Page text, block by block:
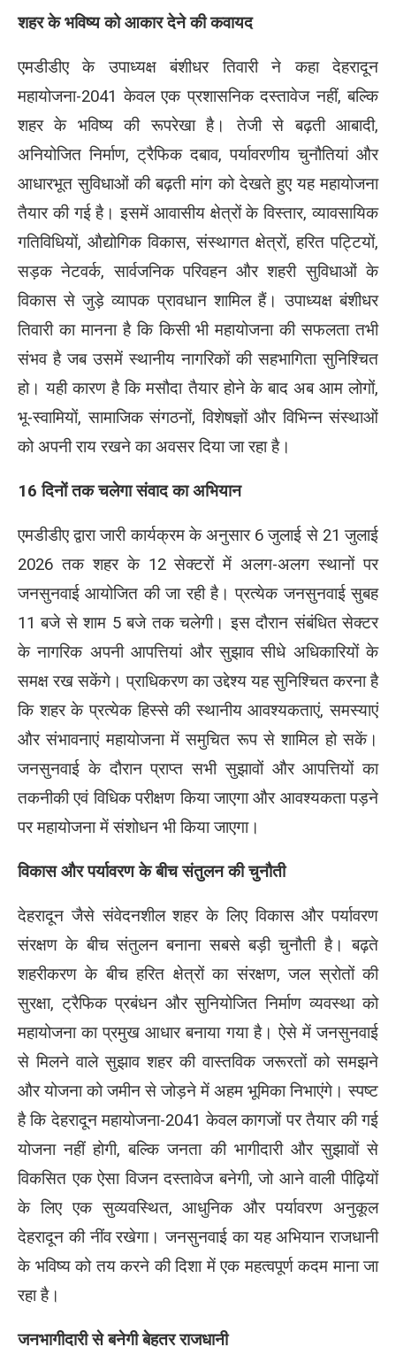
शहर के भविष्य को आकार देने की कवायद
एमडीडीए के उपाध्यक्ष बंशीधर तिवारी ने कहा देहरादून
महायोजना-2041 केवल एक प्रशासनिक दस्तावेज नहीं, बल्कि
शहर के भविष्य की रूपरेखा है। तेजी से बढ़ती आबादी,
अनियोजित निर्माण, ट्रैफिक दबाव, पर्यावरणीय चुनौतियां और
आधारभूत सुविधाओं की बढ़ती मांग को देखते हुए यह महायोजना
तैयार की गई है। इसमें आवासीय क्षेत्रों के विस्तार, व्यावसायिक
गतिविधियों, औद्योगिक विकास, संस्थागत क्षेत्रों, हरित पट्टियों,
सड़क नेटवर्क, सार्वजनिक परिवहन और शहरी सुविधाओं के
विकास से जुड़े व्यापक प्रावधान शामिल हैं। उपाध्यक्ष बंशीधर
तिवारी का मानना है कि किसी भी महायोजना की सफलता तभी
संभव है जब उसमें स्थानीय नागरिकों की सहभागिता सुनिश्चित
हो। यही कारण है कि मसौदा तैयार होने के बाद अब आम लोगों,
भू-स्वामियों, सामाजिक संगठनों, विशेषज्ञों और विभिन्न संस्थाओं
को अपनी राय रखने का अवसर दिया जा रहा है।
16 दिनों तक चलेगा संवाद का अभियान
एमडीडीए द्वारा जारी कार्यक्रम के अनुसार 6 जुलाई से 21 जुलाई
2026 तक शहर के 12 सेक्टरों में अलग-अलग स्थानों पर
जनसुनवाई आयोजित की जा रही है। प्रत्येक जनसुनवाई सुबह
11 बजे से शाम 5 बजे तक चलेगी। इस दौरान संबंधित सेक्टर
के नागरिक अपनी आपत्तियां और सुझाव सीधे अधिकारियों के
समक्ष रख सकेंगे। प्राधिकरण का उद्देश्य यह सुनिश्चित करना है
कि शहर के प्रत्येक हिस्से की स्थानीय आवश्यकताएं, समस्याएं
और संभावनाएं महायोजना में समुचित रूप से शामिल हो सकें।
जनसुनवाई के दौरान प्राप्त सभी सुझावों और आपत्तियों का
तकनीकी एवं विधिक परीक्षण किया जाएगा और आवश्यकता पड़ने
पर महायोजना में संशोधन भी किया जाएगा।
विकास और पर्यावरण के बीच संतुलन की चुनौती
देहरादून जैसे संवेदनशील शहर के लिए विकास और पर्यावरण
संरक्षण के बीच संतुलन बनाना सबसे बड़ी चुनौती है। बढ़ते
शहरीकरण के बीच हरित क्षेत्रों का संरक्षण, जल स्रोतों की
सुरक्षा, ट्रैफिक प्रबंधन और सुनियोजित निर्माण व्यवस्था को
महायोजना का प्रमुख आधार बनाया गया है। ऐसे में जनसुनवाई
से मिलने वाले सुझाव शहर की वास्तविक जरूरतों को समझने
और योजना को जमीन से जोड़ने में अहम भूमिका निभाएंगे। स्पष्ट
है कि देहरादून महायोजना-2041 केवल कागजों पर तैयार की गई
योजना नहीं होगी, बल्कि जनता की भागीदारी और सुझावों से
विकसित एक ऐसा विजन दस्तावेज बनेगी, जो आने वाली पीढ़ियों
के लिए एक सुव्यवस्थित, आधुनिक और पर्यावरण अनुकूल
देहरादून की नींव रखेगा। जनसुनवाई का यह अभियान राजधानी
के भविष्य को तय करने की दिशा में एक महत्वपूर्ण कदम माना जा
रहा है।
जनभागीदारी से बनेगी बेहतर राजधानी